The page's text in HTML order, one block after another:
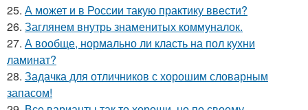
25. А может и в России такую практику ввести?
26. Заглянем внутрь знаменитых коммуналок.
27. А вообще, нормально ли класть на пол кухни
ламинат?
28. Задачка для отличников с хорошим словарным
запасом!